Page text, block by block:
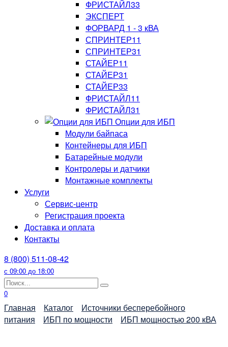
ФРИСТАЙЛ33
ЭКСПЕРТ
ФОРВАРД 1 - 3 кВА
СПРИНТЕР11
СПРИНТЕР31
СТАЙЕР11
СТАЙЕР31
СТАЙЕР33
ФРИСТАЙЛ11
ФРИСТАЙЛ31
Опции для ИБП
Модули байпаса
Контейнеры для ИБП
Батарейные модули
Контролеры и датчики
Монтажные комплекты
Услуги
Сервис-центр
Регистрация проекта
Доставка и оплата
Контакты
8 (800) 511-08-42
с 09:00 до 18:00
Search
for:
0
Главная Каталог
Источники бесперебойного
питания
ИБП по мощности ИБП мощностью 200 кВА